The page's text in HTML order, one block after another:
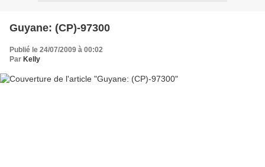
Guyane: (CP)-97300
Publié le 24/07/2009 à 00:02
Par Kelly